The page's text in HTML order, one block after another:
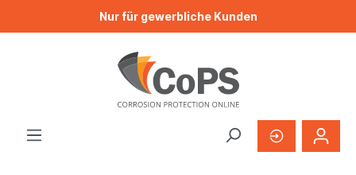
Nur für gewerbliche Kunden